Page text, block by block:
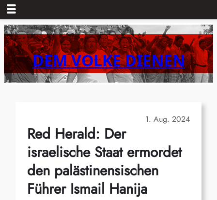
Zum
Inhalt
springenDEM VOLKE DIENEN
1. Aug. 2024
Red Herald: Der
israelische Staat ermordet
den palästinensischen
Führer Ismail Hanija